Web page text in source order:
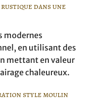
dans une
modernes
en utilisant des
mettant en valeur
chaleureux.
style moulin